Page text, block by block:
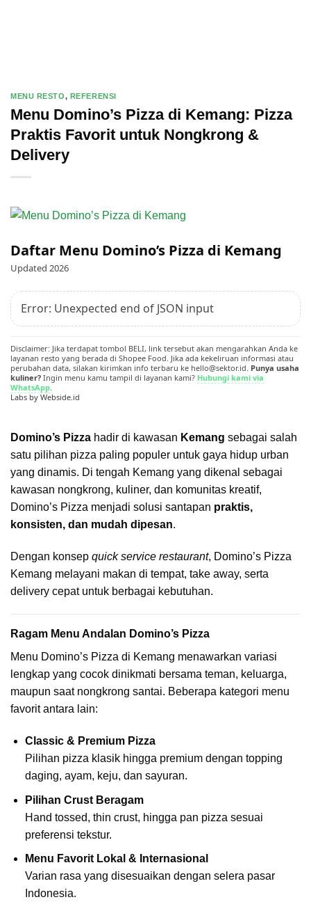
MENU RESTO, REFERENSI
Menu Domino’s Pizza di Kemang: Pizza
Praktis Favorit untuk Nongkrong &
Delivery
Daftar Menu Domino’s Pizza di Kemang
Updated 2026
Error: Unexpected end of JSON input
Disclaimer: Jika terdapat tombol BELI, link tersebut akan mengarahkan Anda ke
layanan resto yang berada di Shopee Food. Jika ada kekeliruan informasi atau
perubahan data, silakan kirimkan info terbaru ke hello@sektor.id. Punya usaha
kuliner? Ingin menu kamu tampil di layanan kami? Hubungi kami via
WhatsApp
Labs by Webside.id
Domino’s Pizza hadir di kawasan Kemang sebagai salah
satu pilihan pizza paling populer untuk gaya hidup urban
yang dinamis. Di tengah Kemang yang dikenal sebagai
kawasan nongkrong, kuliner, dan komunitas kreatif,
Domino’s Pizza menjadi solusi santapan praktis,
konsisten, dan mudah dipesan.
Dengan konsep quick service restaurant, Domino’s Pizza
Kemang melayani makan di tempat, take away, serta
delivery cepat untuk berbagai kebutuhan.
Ragam Menu Andalan Domino’s Pizza
Menu Domino’s Pizza di Kemang menawarkan variasi
lengkap yang cocok dinikmati bersama teman, keluarga,
maupun saat nongkrong santai. Beberapa kategori menu
favorit antara lain:
Classic & Premium Pizza
Pilihan pizza klasik hingga premium dengan topping
daging, ayam, keju, dan sayuran.
Pilihan Crust Beragam
Hand tossed, thin crust, hingga pan pizza sesuai
preferensi tekstur.
Menu Favorit Lokal & Internasional
Varian rasa yang disesuaikan dengan selera pasar
Indonesia.